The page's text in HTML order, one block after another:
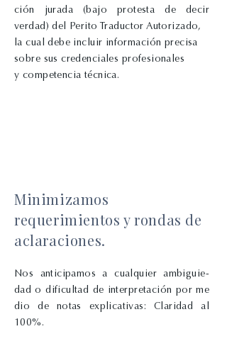
ción jurada (bajo protesta de decir
verdad)del PeritoTraductorAutorizado,
la cual debe incluir información precisa
sobre sus credenciales profesionales
y competencia técnica.
Minimizamos
requerimientos y rondas de
aclaraciones.
Nos anticipamosacualquierambiguie-
dadodificultad de interpretación porme
diode notas explicativas: Claridad al
100%.